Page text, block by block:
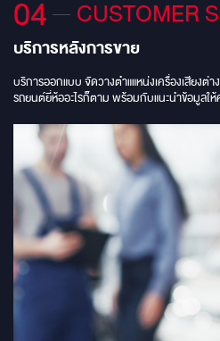
04
บริการหลังการขาย
บริการออกแบบ จัดวางตําแแหน่งเครื่องเสียง
รถยนต์ยี่ห้ออะไรก็ตาม พร้อมกับแนะนําข้อมูลใ
CUSTOMER